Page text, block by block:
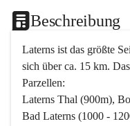
Beschreibung
Laterns ist das größte
sich über ca. 15 km.
Parzellen:
Laterns Thal (900m),
Bad Laterns (1000 -